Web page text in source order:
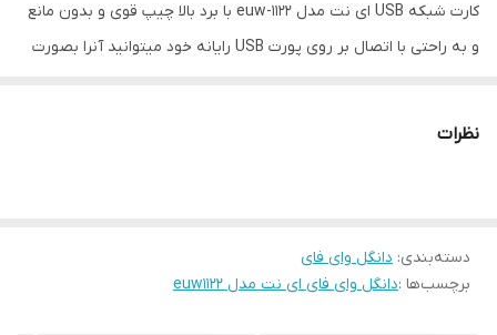
کارت شبکه USB ای نت مدل euw-1122 با برد بالا چیپ قوی و بدون مانع
و به راحتی با اتصال بر روی پورت USB رایانه خود میتوانید آنرا بصورت
نظرات
دسته‌بندی: دانگل وای فای
برچسب‌ها :دانگل وای فای ای نت مدل euw1122